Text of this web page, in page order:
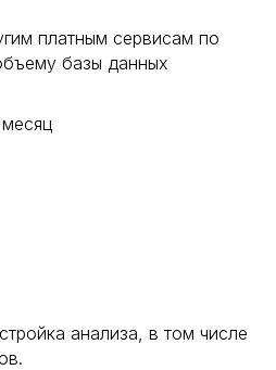
платным сервисам по
базы данных
анализа, в том числе